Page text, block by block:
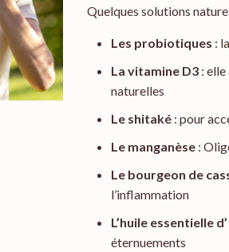
Quelques solutions
Les probiotiques :
La vitamine D3 :
naturelles
Le shitaké : pour
Le manganèse :
Le bourgeon de
l’inflammation
L’huile essentielle
éternuements